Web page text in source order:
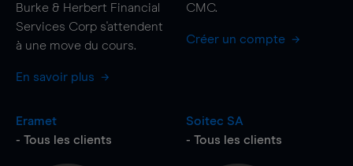
Burke & Herbert Financial
Services Corp s'attendent
à une move du cours.
En savoir plus
CMC.
Créer un compte
Eramet
- Tous les clients
Soitec SA
- Tous les clients